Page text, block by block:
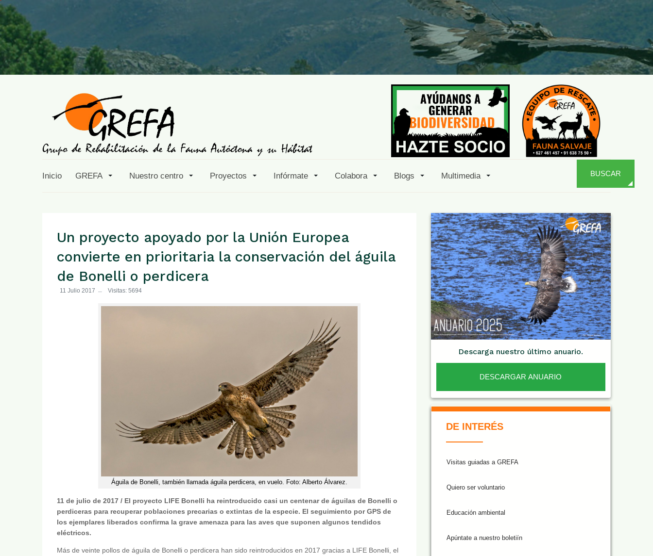
Inicio GREFA Nuestro centro Proyectos Infórmate Colabora Blogs Multimedia BUSCAR
Un proyecto apoyado por la Unión Europea
convierte en prioritaria la conservación del águila
de Bonelli o perdicera
11 Julio 2017 Visitas: 5694
Águila de Bonelli, también llamada águila perdicera, en vuelo. Foto: Alberto Álvarez.
11 de julio de 2017 / El proyecto LIFE Bonelli ha reintroducido casi un centenar de águilas de Bonelli o
perdiceras para recuperar poblaciones precarias o extintas de la especie. El seguimiento por GPS de
los ejemplares liberados confirma la grave amenaza para las aves que suponen algunos tendidos
eléctricos.
Más de veinte pollos de águila de Bonelli o perdicera han sido reintroducidos en 2017 gracias a LIFE Bonelli, el
Descarga nuestro último anuario.
DESCARGAR ANUARIO
DE INTERÉS
Visitas guiadas a GREFA
Quiero ser voluntario
Educación ambiental
Apúntate a nuestro boletiín